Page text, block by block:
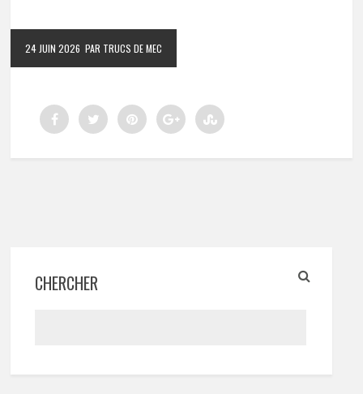
24 JUIN 2026 PAR TRUCS DE MEC
CHERCHER